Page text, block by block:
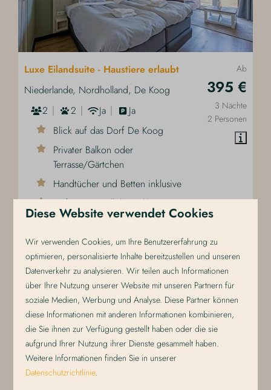
Ab
395 €
3 Nächte
2 Personen
Luxe Eilandsuite - Haustiere erlaubt
Niederlande, Nordholland, De Koog
2
2 Ja
Ja
Blick auf das Dorf De Koog
Privater Balkon oder
Terrasse/Gärtchen
Handtücher und Betten inklusive
Tiefgaragenstellplatz inklusive
Hunde willkommen auf Anfrage
Ansehen
Diese Website verwendet Cookies
Wir verwenden Cookies, um Ihre Benutzererfahrung zu
optimieren, personalisierte Inhalte bereitzustellen und unseren
Datenverkehr zu analysieren. Wir teilen auch Informationen
über Ihre Nutzung unserer Website mit unseren Partnern für
soziale Medien, Werbung und Analyse. Diese Partner können
diese Informationen mit anderen Informationen kombinieren,
die Sie ihnen zur Verfügung gestellt haben oder die sie
aufgrund Ihrer Nutzung ihrer Dienste gesammelt haben.
Weitere Informationen finden Sie in unserer
Datenschutzrichtlinie.